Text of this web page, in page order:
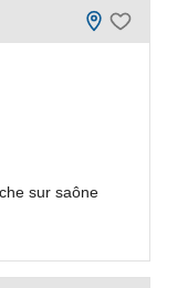
sur saône